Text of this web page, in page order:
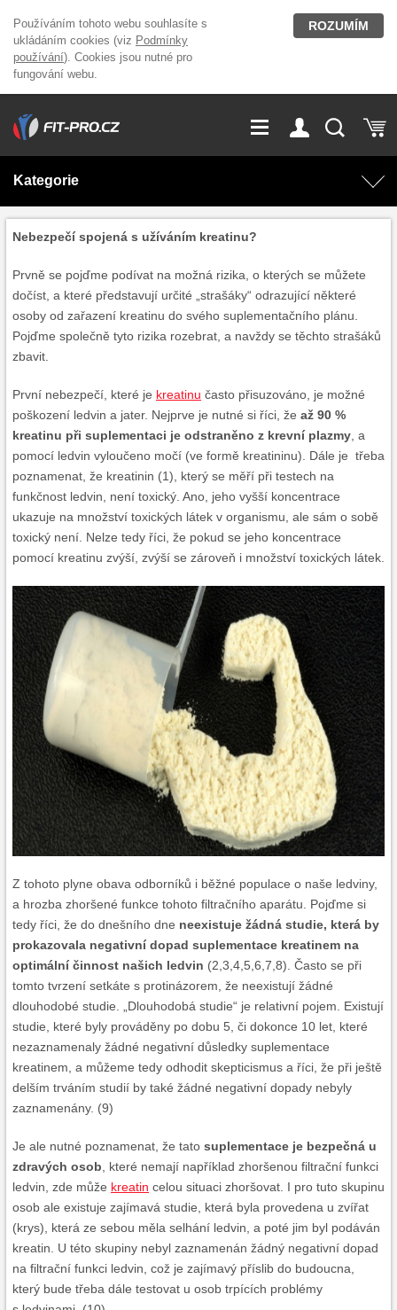
Používáním tohoto webu souhlasíte s
ukládáním cookies (viz Podmínky
používání). Cookies jsou nutné pro
fungování webu.
ROZUMÍM
GDPR
Kariéra Kontakt
Magazín
Přihlášení
Kategorie
AKCE Domácí cvičení
Doplňky stravy Fitness vybavení
OUTLET OBLEČENÍ Posilovací stroje
Nebezpečí spojená s užíváním kreatinu?
Prvně se pojďme podívat na možná rizika, o kterých se můžete
dočíst, a které představují určité „strašáky“ odrazující některé
osoby od zařazení kreatinu do svého suplementačního plánu.
Pojďme společně tyto rizika rozebrat, a navždy se těchto strašáků
zbavit.
První nebezpečí, které je kreatinu často přisuzováno, je možné
poškození ledvin a jater. Nejprve je nutné si říci, že až 90 %
kreatinu při suplementaci je odstraněno z krevní plazmy , a
pomocí ledvin vyloučeno močí (ve formě kreatininu). Dále je třeba
poznamenat, že kreatinin (1), který se měří při testech na
funkčnost ledvin, není toxický. Ano, jeho vyšší koncentrace
ukazuje na množství toxických látek v organismu, ale sám o sobě
toxický není. Nelze tedy říci, že pokud se jeho koncentrace
pomocí kreatinu zvýší, zvýší se zároveň i množství toxických látek.
Z tohoto plyne obava odborníků i běžné populace o naše ledviny,
a hrozba zhoršené funkce tohoto filtračního aparátu. Pojďme si
tedy říci, že do dnešního dne neexistuje žádná studie, která by
prokazovala negativní dopad suplementace kreatinem na
optimální činnost našich ledvin (2,3,4,5,6,7,8). Často se při
tomto tvrzení setkáte s protinázorem, že neexistují žádné
dlouhodobé studie. „Dlouhodobá studie“ je relativní pojem. Existují
studie, které byly prováděny po dobu 5, či dokonce 10 let, které
nezaznamenaly žádné negativní důsledky suplementace
kreatinem, a můžeme tedy odhodit skepticismus a říci, že při ještě
delším trváním studií by také žádné negativní dopady nebyly
zaznamenány. (9)
Je ale nutné poznamenat, že tato suplementace je bezpečná u
zdravých osob , které nemají například zhoršenou filtrační funkci
ledvin, zde může kreatin celou situaci zhoršovat. I pro tuto skupinu
osob ale existuje zajímavá studie, která byla provedena u zvířat
(krys), která ze sebou měla selhání ledvin, a poté jim byl podáván
kreatin. U této skupiny nebyl zaznamenán žádný negativní dopad
na filtrační funkci ledvin, což je zajímavý příslib do budoucna,
který bude třeba dále testovat u osob trpících problémy